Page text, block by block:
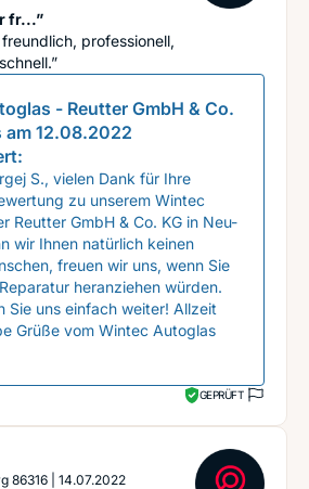
fr...”
professionell,
- Reutter GmbH & Co.
am12.08.2022
S., vielen Dank für Ihre
zu unserem Wintec
Reutter GmbH & Co. KG in Neu-
wir Ihnen natürlich keinen
freuen wir uns, wenn Sie
heranziehen würden.
Sie uns einfach weiter! Allzeit
Grüße vom Wintec Autoglas
GEPRÜFT
86316 14.07.2022